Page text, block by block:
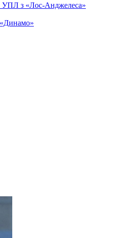
УПЛ з «Лос-Анджелеса»
«Динамо»